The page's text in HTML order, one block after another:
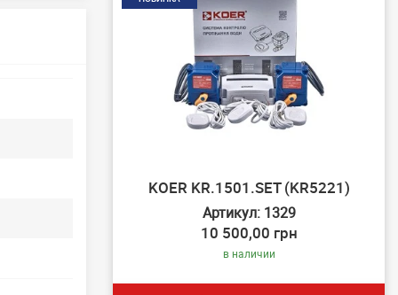
KOER KR.1501.SET (KR5221)
Артикул: 1329
10 500,00 грн
в наличии